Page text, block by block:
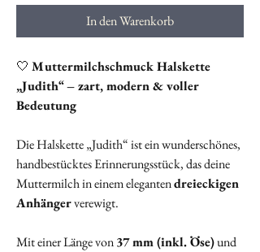
In den Warenkorb
🤍 Muttermilchschmuck Halskette
„Judith“ – zart, modern & voller
Bedeutung
Die Halskette „Judith“ ist ein wunderschönes,
handbestücktes Erinnerungsstück, das deine
Muttermilch in einem elegantendreieckigen
Anhängerverewigt.
Mit einer Länge von37 mm (inkl. Öse)und